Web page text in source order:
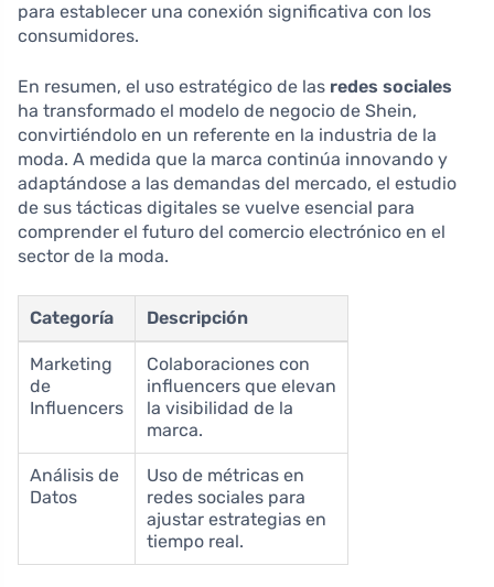
para establecer una conexión significativa con los
consumidores.
En resumen, el uso estratégico de las redes sociales
ha transformado el modelo de negocio de Shein,
convirtiéndolo en un referente en la industria de la
moda. A medida que la marca continúa innovando y
adaptándose a las demandas del mercado, el estudio
de sus tácticas digitales se vuelve esencial para
comprender el futuro del comercio electrónico en el
sector de la moda.
Categoría Descripción
Marketing
de
Influencers
Colaboraciones con
influencers que elevan
la visibilidad de la
marca.
Análisis de
Datos
Uso de métricas en
redes sociales para
ajustar estrategias en
tiempo real.